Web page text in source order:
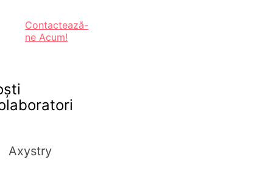
Contactează-
ne Acum!
Axystry